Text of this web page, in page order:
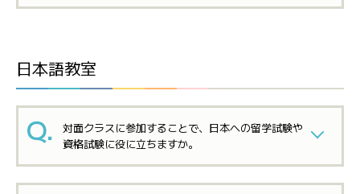
日本語教室
対面クラスに参加することで、日本への留学試験や
資格試験に役に立ちますか。